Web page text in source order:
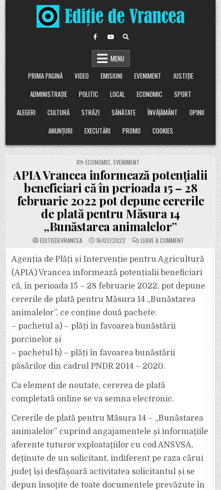
Skip
to
content
MENU
PRIMA PAGINĂ
VIDEO EMISIUNI EVENIMENT
JUSTIȚIE
ADMINISTRAȚIE
POLITIC LOCAL ECONOMIC
SPORT
ALEGERI
CULTURĂ STRĂZI SĂNĂTATE ÎNVĂȚĂMÂNT
OPINII
ANUNȚURI
EXECUTĂRI PROMO COOKIES
POSTED
IN
ECONOMIC EVENIMENT
APIA Vrancea informează potențialii
beneficiari că în perioada 15 – 28
februarie 2022 pot depune cererile
de plată pentru Măsura 14
„Bunăstarea animalelor”
EDITIEDEVRANCEA 16/02/2022 LEAVE A COMMENTON
APIA
INFORMEAZĂ
POTENȚIALII
BENEFICIARI
CĂ
PERIOADA
–
„BUNĂSTAREA
Agenția de Plăți și Intervenție pentru Agricultură
(APIA) Vrancea informează potențialii beneficiari
că, în perioada 15 – 28 februarie 2022, pot depune
cererile de plată pentru Măsura 14 „Bunăstarea
animalelor”, ce conține două pachete:
– pachetul a) – plăți în favoarea bunăstării
porcinelor și
– pachetul b) – plăți în favoarea bunăstării
păsărilor din cadrul PNDR 2014 – 2020.
Ca element de noutate, cererea de plată
completată online se va semna electronic.
Cererile de plată pentru Măsura 14 – „Bunăstarea
animalelor” cuprind angajamentele şi informaţiile
aferente tuturor exploataţiilor cu cod ANSVSA,
deţinute de un solicitant, indiferent pe raza cărui
judeţ îşi desfăşoară activitatea solicitantul și se
depun însoţite de toate documentele prevăzute în